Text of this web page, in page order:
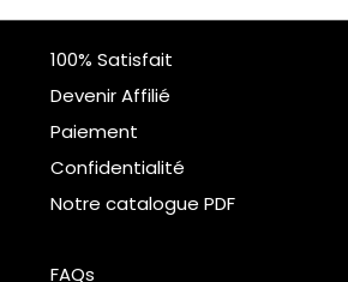
100% Satisfait
Devenir Affilié
Paiement
Confidentialité
Notre catalogue PDF
FAQs